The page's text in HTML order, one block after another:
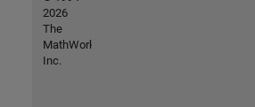
2026
The
MathWorks,
Inc.